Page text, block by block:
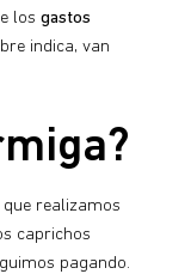
los gastos
indica, van
realizamos
caprichos
pagando.